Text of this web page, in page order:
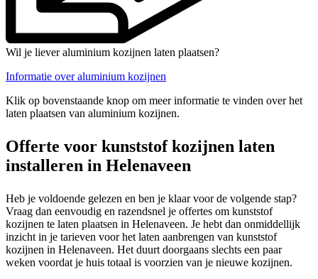
Wil je liever aluminium kozijnen laten plaatsen?
Informatie over aluminium kozijnen
Klik op bovenstaande knop om meer informatie te vinden over het
laten plaatsen van aluminium kozijnen.
Offerte voor kunststof kozijnen laten
installeren in Helenaveen
Heb je voldoende gelezen en ben je klaar voor de volgende stap?
Vraag dan eenvoudig en razendsnel je offertes om kunststof
kozijnen te laten plaatsen in Helenaveen. Je hebt dan onmiddellijk
inzicht in je tarieven voor het laten aanbrengen van kunststof
kozijnen in Helenaveen. Het duurt doorgaans slechts een paar
weken voordat je huis totaal is voorzien van je nieuwe kozijnen.